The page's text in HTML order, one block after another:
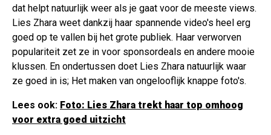
dat helpt natuurlijk weer als je gaat voor de meeste views.
Lies Zhara weet dankzij haar spannende video's heel erg
goed op te vallen bij het grote publiek. Haar verworven
populariteit zet ze in voor sponsordeals en andere mooie
klussen. En ondertussen doet Lies Zhara natuurlijk waar
ze goed in is; Het maken van ongelooflijk knappe foto's.
Lees ook: Foto: Lies Zhara trekt haar top omhoog
voor extra goed uitzicht